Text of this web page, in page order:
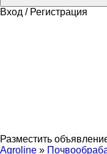
Вход / Регистрация
Разместить
Agroline »